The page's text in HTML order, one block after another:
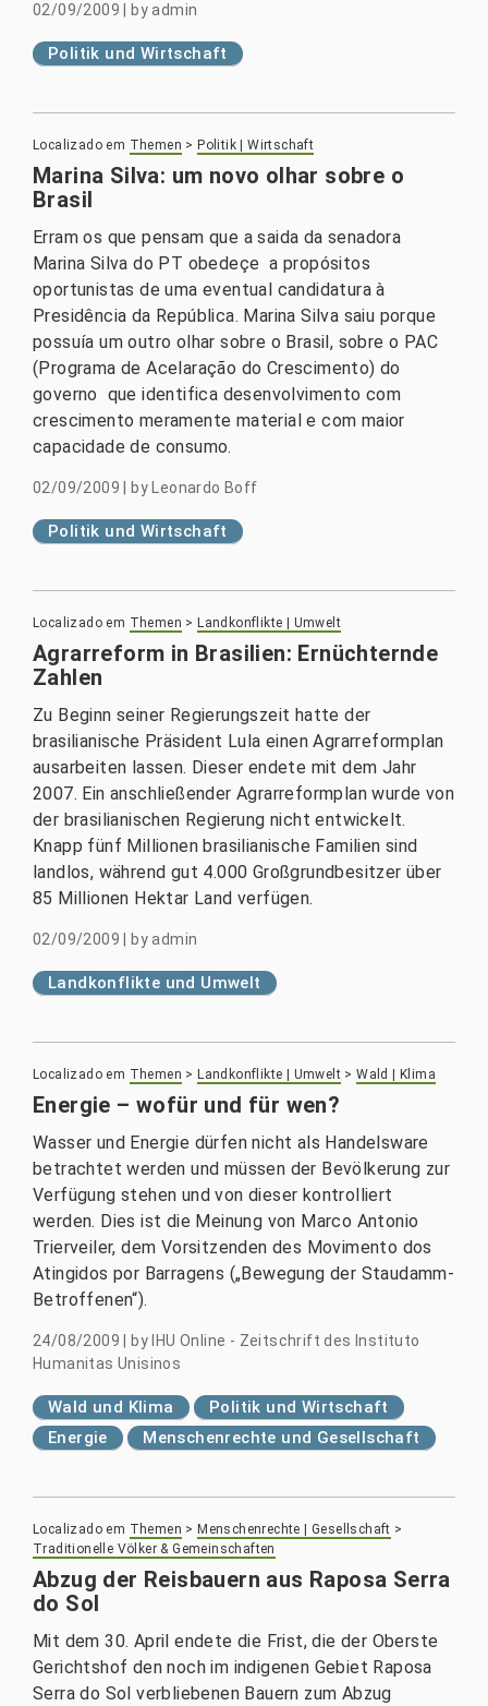
02/09/2009 byadmin
Politik und Wirtschaft
Localizado em Themen > Politik | Wirtschaft
Marina Silva: um novo olhar sobre o
Brasil
Erram os que pensam que a saida da senadora
Marina Silva do PT obedeçe a propósitos
oportunistas de uma eventual candidatura à
Presidência da República. Marina Silva saiu porque
possuía um outro olhar sobre o Brasil, sobre o PAC
(Programa de Acelaração do Crescimento) do
governo que identifica desenvolvimento com
crescimento meramente material e com maior
capacidade de consumo.
02/09/2009 by Leonardo Boff
Politik und Wirtschaft
Localizado em Themen > Landkonflikte | Umwelt
Agrarreform in Brasilien: Ernüchternde
Zahlen
Zu Beginn seiner Regierungszeit hatte der
brasilianische Präsident Lula einen Agrarreformplan
ausarbeiten lassen. Dieser endete mit dem Jahr
2007. Ein anschließender Agrarreformplan wurde von
der brasilianischen Regierung nicht entwickelt.
Knapp fünf Millionen brasilianische Familien sind
landlos, während gut 4.000 Großgrundbesitzer über
85 Millionen Hektar Land verfügen.
02/09/2009 byadmin
Landkonflikte und Umwelt
Localizado em Themen > Landkonflikte | Umwelt >Wald | Klima
Energie – wofür und für wen?
Wasser und Energie dürfen nicht als Handelsware
betrachtet werden und müssen der Bevölkerung zur
Verfügung stehen und von dieser kontrolliert
werden. Dies ist die Meinung von Marco Antonio
Trierveiler, dem Vorsitzenden des Movimento dos
Atingidos por Barragens („Bewegung der Staudamm-
Betroffenen“).
24/08/2009 by IHU Online - Zeitschrift des Instituto
Humanitas Unisinos
Wald und Klima
Politik und Wirtschaft
Energie
Menschenrechte und Gesellschaft
Localizado em Themen > Menschenrechte | Gesellschaft >
Traditionelle Völker & Gemeinschaften
Abzug der Reisbauern aus Raposa Serra
do Sol
Mit dem 30. April endete die Frist, die der Oberste
Gerichtshof den noch im indigenen Gebiet Raposa
Serra do Sol verbliebenen Bauern zum Abzug